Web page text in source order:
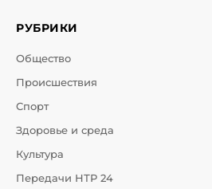
РУБРИКИ
Общество
Происшествия
Спорт
Здоровье и среда
Культура
Передачи НТР 24